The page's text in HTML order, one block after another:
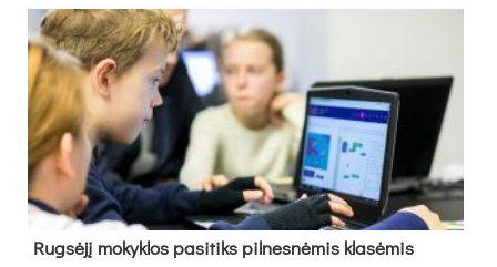
Rug­sė­jį mo­kyk­los pa­si­tiks pil­nes­nė­mis kla­sė­mis